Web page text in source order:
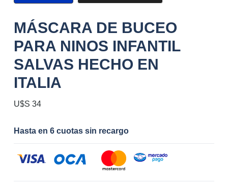
MÁSCARA DE BUCEO
PARA NINOS INFANTIL
SALVAS HECHO EN
ITALIA
U$S 34
Hasta en 6 cuotas sin recargo